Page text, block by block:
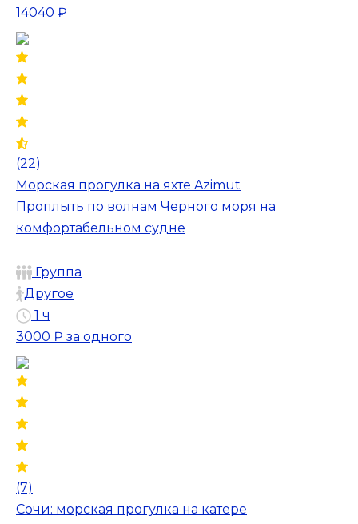
14040 ₽
(22)
Морская прогулка на яхте Azimut
Проплыть по волнам Черного моря на
комфортабельном судне
Группа
Другое
1 ч
3000 ₽ за одного
(7)
Сочи: морская прогулка на катере